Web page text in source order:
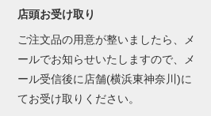
店頭お受け取り
ご注文品の用意が整いましたら、メ
ールでお知らせいたしますので、メ
ール受信後に店舗(横浜東神奈川)に
てお受け取りください。